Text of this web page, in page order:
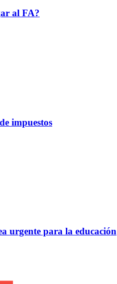
al FA?
impuestos
urgente para la educación